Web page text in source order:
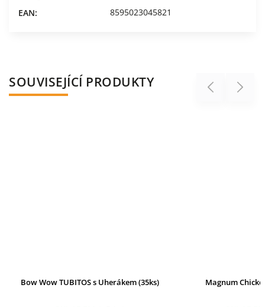
EAN: 8595023045821
SOUVISEJÍCÍ PRODUKTY Previous
Bow Wow TUBITOS s Uherákem (35ks) Magnum
Next